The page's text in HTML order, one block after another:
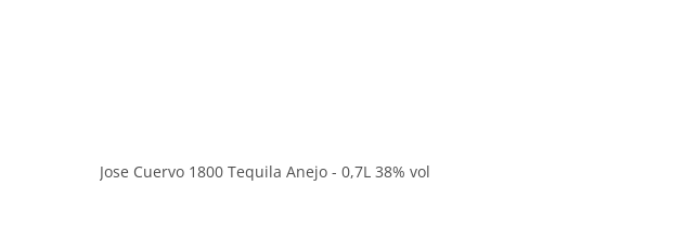
Jose Cuervo 1800 Tequila Anejo - 0,7L 38% vol